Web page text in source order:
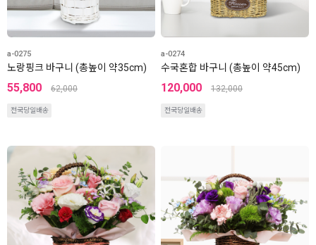
a-0275
노랑핑크 바구니 (총높이 약35cm)
55,800 62,000
전국당일배송
a-0274
수국혼합 바구니 (총높이 약45cm)
120,000 132,000
전국당일배송